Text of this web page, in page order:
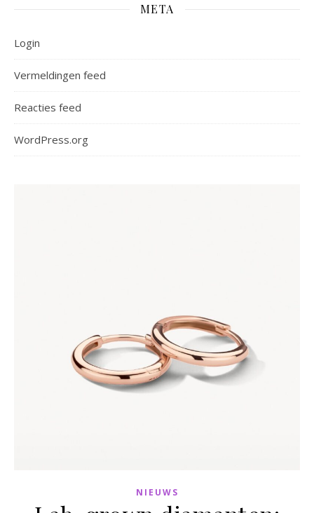
META
Login
Vermeldingen feed
Reacties feed
WordPress.org
NIEUWS